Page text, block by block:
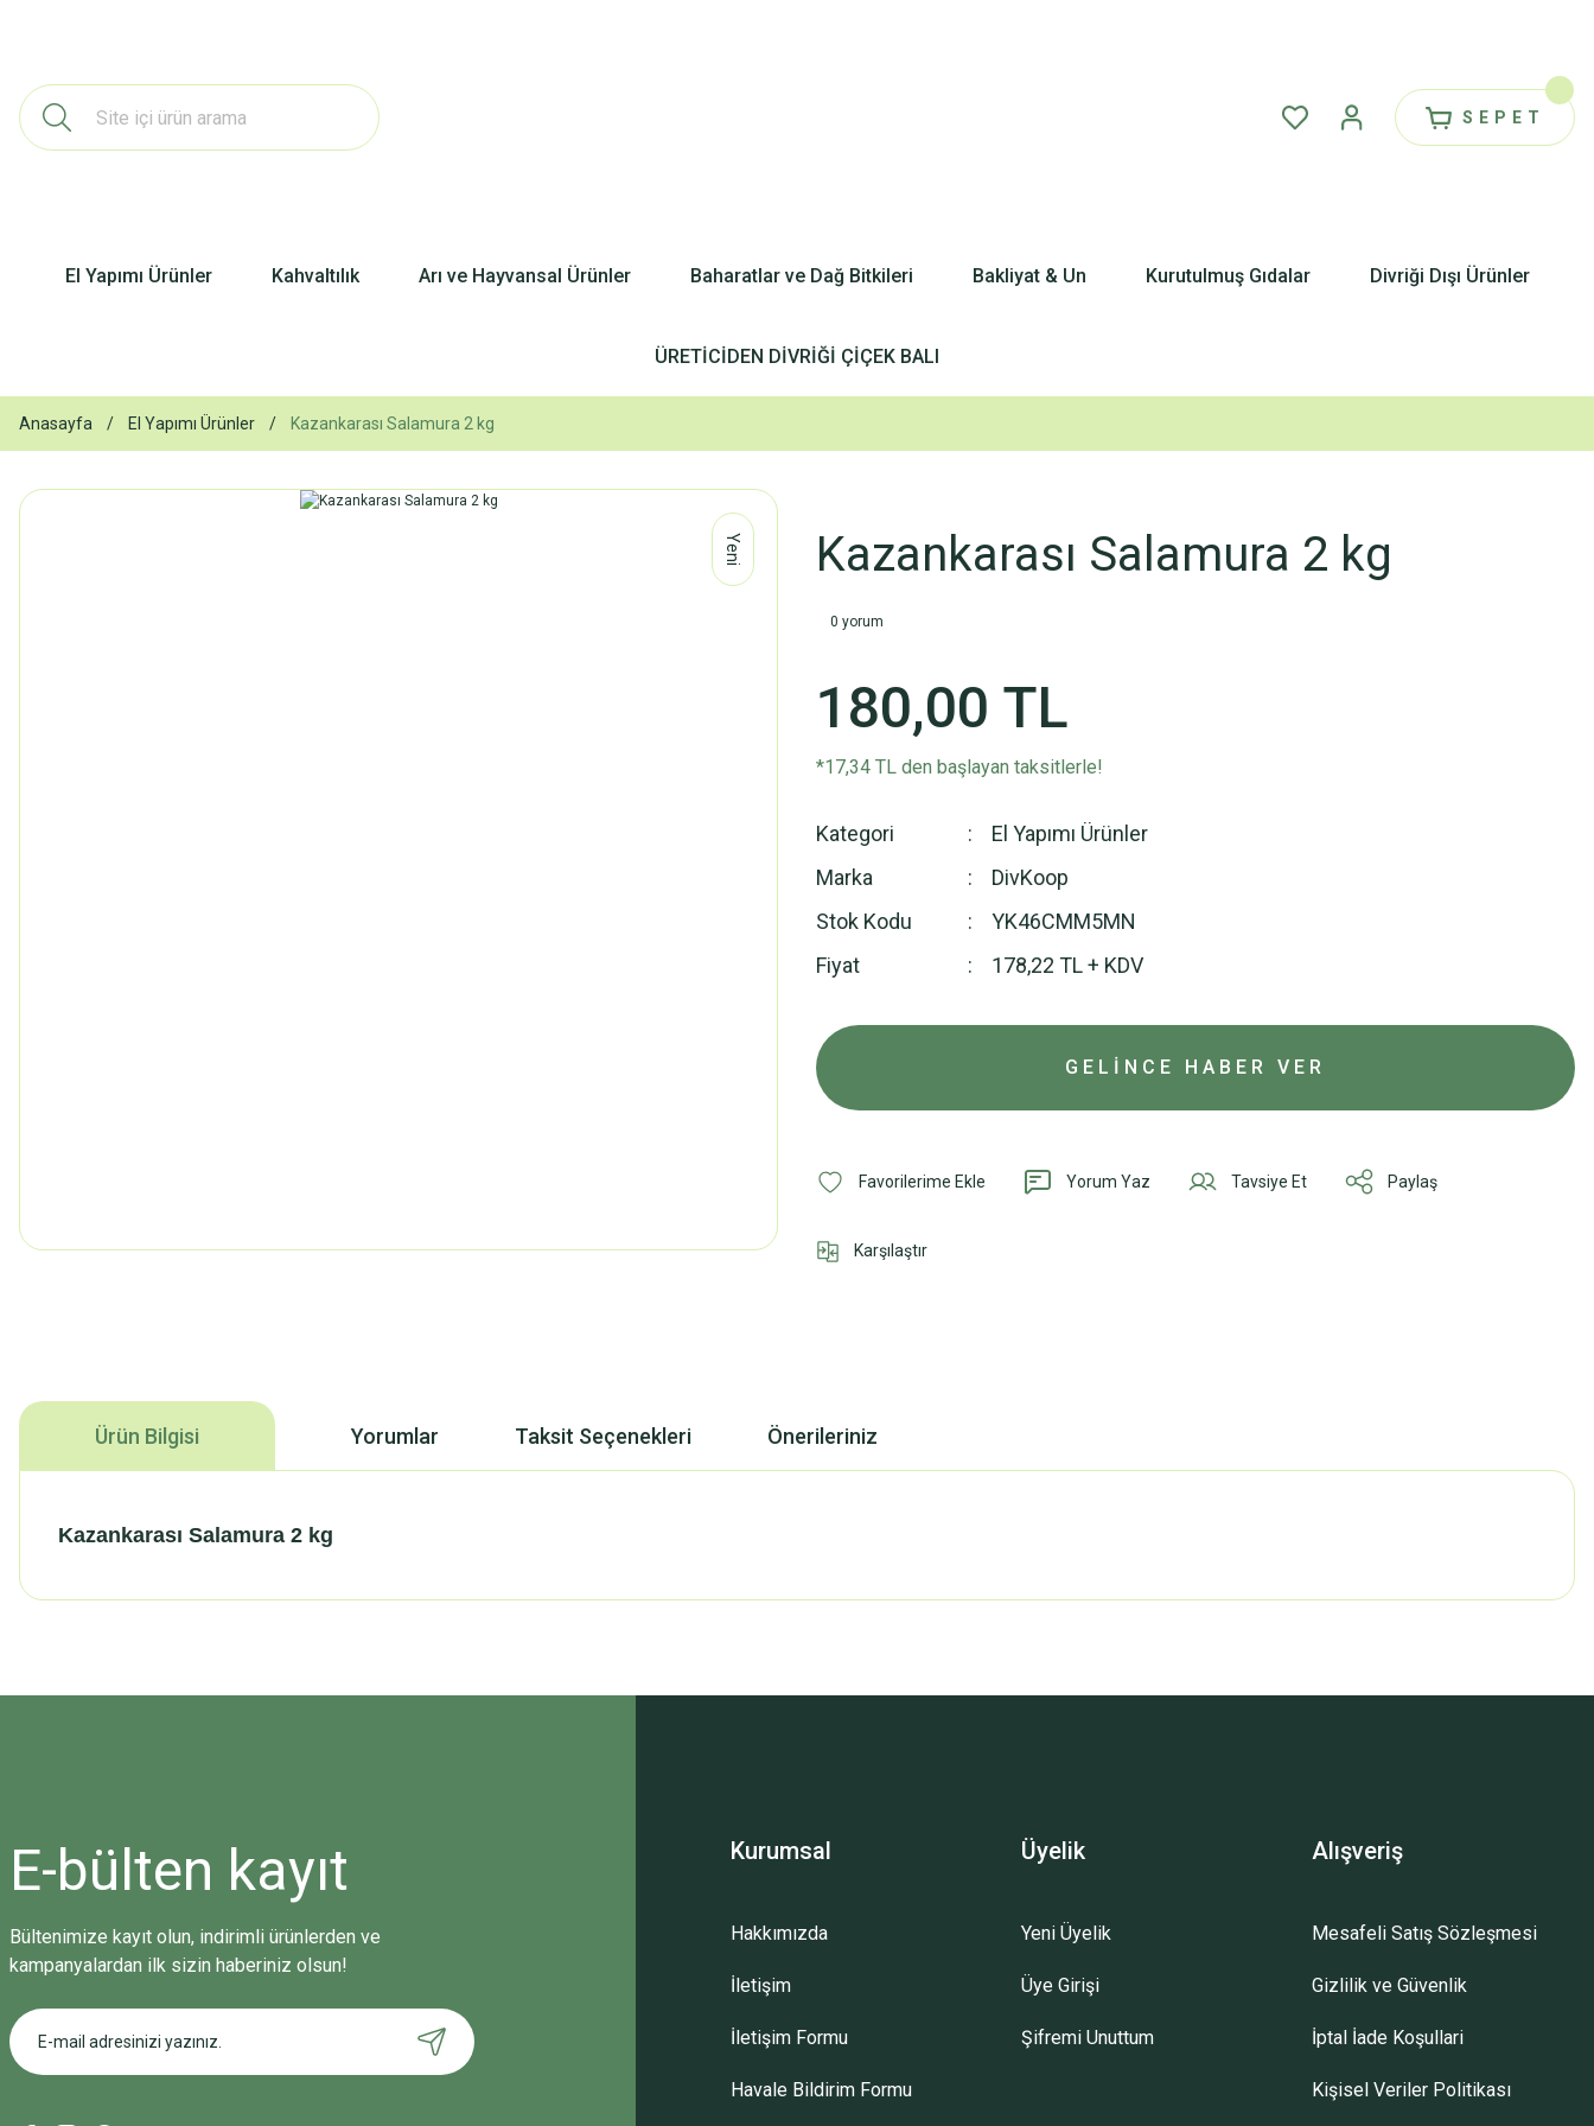
SEPET
El Yapımı Ürünler Kahvaltılık Arı ve Hayvansal Ürünler Baharatlar ve Dağ Bitkileri Bakliyat & Un Kurutulmuş Gıdalar Divriği Dışı Ürünler
ÜRETİCİDEN DİVRİĞİ ÇİÇEK BALI
Anasayfa El Yapımı Ürünler Kazankarası Salamura 2 kg
Yeni Kazankarası Salamura 2 kg
0 yorum
180,00 TL
*17,34 TL den başlayan taksitlerle!
Kategori
El Yapımı Ürünler
Marka
DivKoop
Stok Kodu
YK46CMM5MN
Fiyat
178,22 TL + KDV
GELİNCE HABER VER
Yorum Yaz Tavsiye Et Paylaş
Karşılaştır
Ürün Bilgisi Yorumlar Taksit Seçenekleri Önerileriniz
Kazankarası Salamura 2 kg
Bu ürüne ilk yorumu siz yapın!
Bu ürüne benzer farklı alternatifler olmalı.
Gönder
E-bülten kayıt
Bültenimize kayıt olun, indirimli ürünlerden ve
kampanyalardan ilk sizin haberiniz olsun!
Kurumsal
Hakkımızda
İletişim
İletişim Formu
Havale Bildirim Formu
Üyelik
Yeni Üyelik
Üye Girişi
Şifremi Unuttum
Alışveriş
Mesafeli Satış Sözleşmesi
Gizlilik ve Güvenlik
İptal İade Koşullari
Kişisel Veriler Politikası